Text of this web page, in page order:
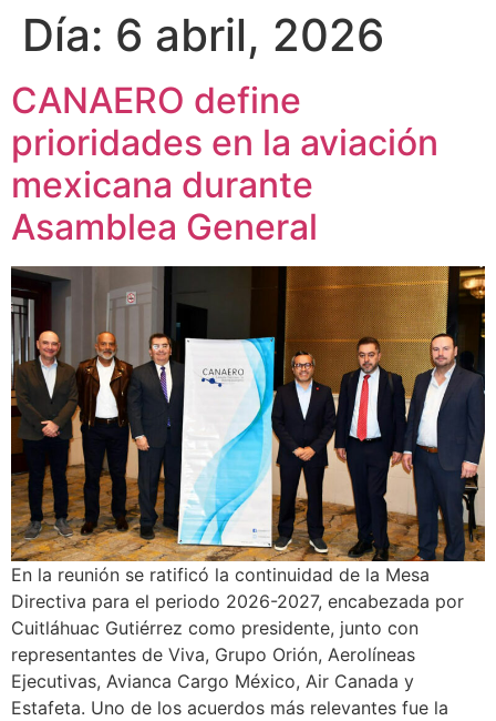
Día: 6 abril, 2026
CANAERO define
prioridades en la aviación
mexicana durante
Asamblea General
En la reunión se ratificó la continuidad de la Mesa
Directiva para el periodo 2026-2027, encabezada por
Cuitláhuac Gutiérrez como presidente, junto con
representantes de Viva, Grupo Orión, Aerolíneas
Ejecutivas, Avianca Cargo México, Air Canada y
Estafeta. Uno de los acuerdos más relevantes fue la